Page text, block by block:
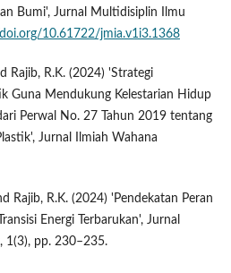
Bumi', Jurnal Multidisiplin Ilmu
10.61722/jmia.v1i3.1368
Rajib, R.K. (2024) 'Strategi
Guna Mendukung Kelestarian Hidup
Perwal No. 27 Tahun 2019 tentang
Jurnal Ilmiah Wahana
Rajib, R.K. (2024) 'Pendekatan Peran
Energi Terbarukan', Jurnal
1(3), pp. 230–235.